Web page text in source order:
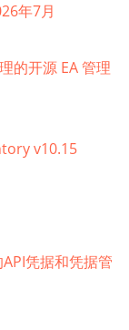
年7月
的开源 EA 管理
v10.15
凭据和凭据管